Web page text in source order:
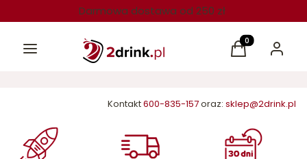
Darmowa dostawa od 250 zł
Menu Produkty w
Koszyk Zaloguj
Kontakt600-835-157oraz: sklep@2drink.pl